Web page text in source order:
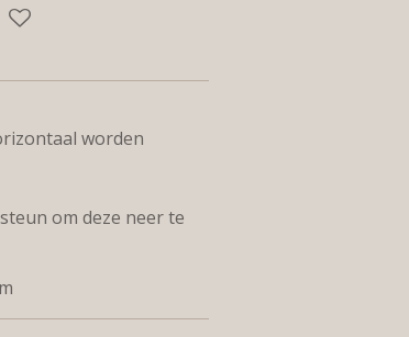
worden
om deze neer te